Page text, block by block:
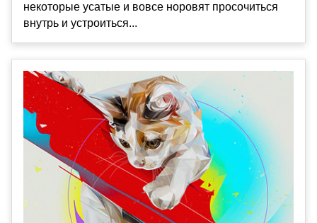
некоторые усатые и вовсе норовят просочиться
внутрь и устроиться...